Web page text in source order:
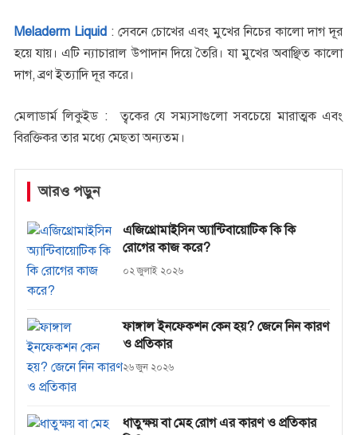
Meladerm Liquid: সেবনে চোখের এবং মুখের নিচের কালো দাগ দূর
হয়ে যায়। এটি ন্যাচারাল উপাদান দিয়ে তৈরি। যা মুখের অবাঞ্ছিত কালো
দাগ, ব্রণ ইত্যাদি দূর করে।
মেলাডার্ম লিকুইড : ত্বকের যে সম্যসাগুলো সবচেয়ে মারাত্মক এবং
বিরক্তিকর তার মধ্যে মেছতা অন্যতম।
আরও পড়ুন
এজিথ্রোমাইসিন অ্যান্টিবায়োটিক কি কি
রোগের কাজ করে?
০২ জুলাই ২০২৬
ফাঙ্গাল ইনফেকশন কেন হয়? জেনে নিন কারণ
ও প্রতিকার
২৬ জুন ২০২৬
ধাতুক্ষয় বা মেহ রোগ এর কারণ ও প্রতিকার